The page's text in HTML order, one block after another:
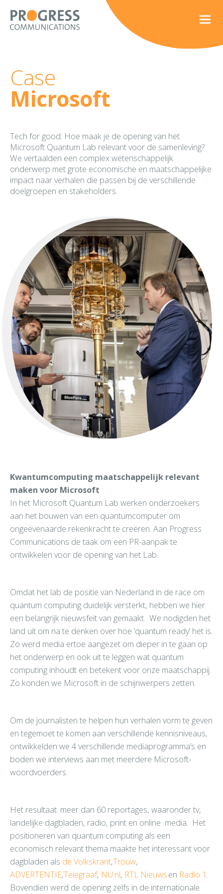
Case
Microsoft
Tech for good: Hoe maak je de opening van het
Microsoft Quantum Lab relevant voor de samenleving?
We vertaalden een complex wetenschappelijk
onderwerp met grote economische en maatschappelijke
impact naar verhalen die passen bij de verschillende
doelgroepen en stakeholders.
Kwantumcomputing maatschappelijk relevant
maken voor Microsoft
In het Microsoft Quantum Lab werken onderzoekers
aan het bouwen van een quantumcomputer om
ongeëvenaarde rekenkracht te creëren. Aan Progress
Communications de taak om een PR-aanpak te
ontwikkelen voor de opening van het Lab.
Omdat het lab de positie van Nederland in de race om
quantum computing duidelijk versterkt, hebben we hier
een belangrijk nieuwsfeit van gemaakt. We nodigden het
land uit om na te denken over hoe ‘quantum ready’ het is.
Zo werd media ertoe aangezet om dieper in te gaan op
het onderwerp en ook uit te leggen wat quantum
computing inhoudt en betekent voor onze maatschappij.
Zo konden we Microsoft in de schijnwerpers zetten.
Om de journalisten te helpen hun verhalen vorm te geven
en tegemoet te komen aan verschillende kennisniveaus,
ontwikkelden we 4 verschillende mediaprogramma’s en
boden we interviews aan met meerdere Microsoft-
woordvoerders.
Het resultaat: meer dan 60 reportages, waaronder tv,
landelijke dagbladen, radio, print en online media. Het
positioneren van quantum computing als een
economisch relevant thema maakte het interessant voor
dagbladen als de Volkskrant,Trouw,
ADVERTENTIE,Telegraaf, NU.nl, RTL Nieuwsen Radio 1.
Bovendien werd de opening zelfs in de internationale